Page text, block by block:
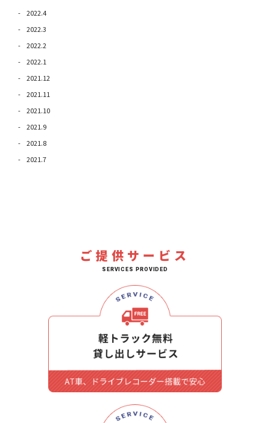
2022.4
2022.3
2022.2
2022.1
2021.12
2021.11
2021.10
2021.9
2021.8
2021.7
ご提供サービス